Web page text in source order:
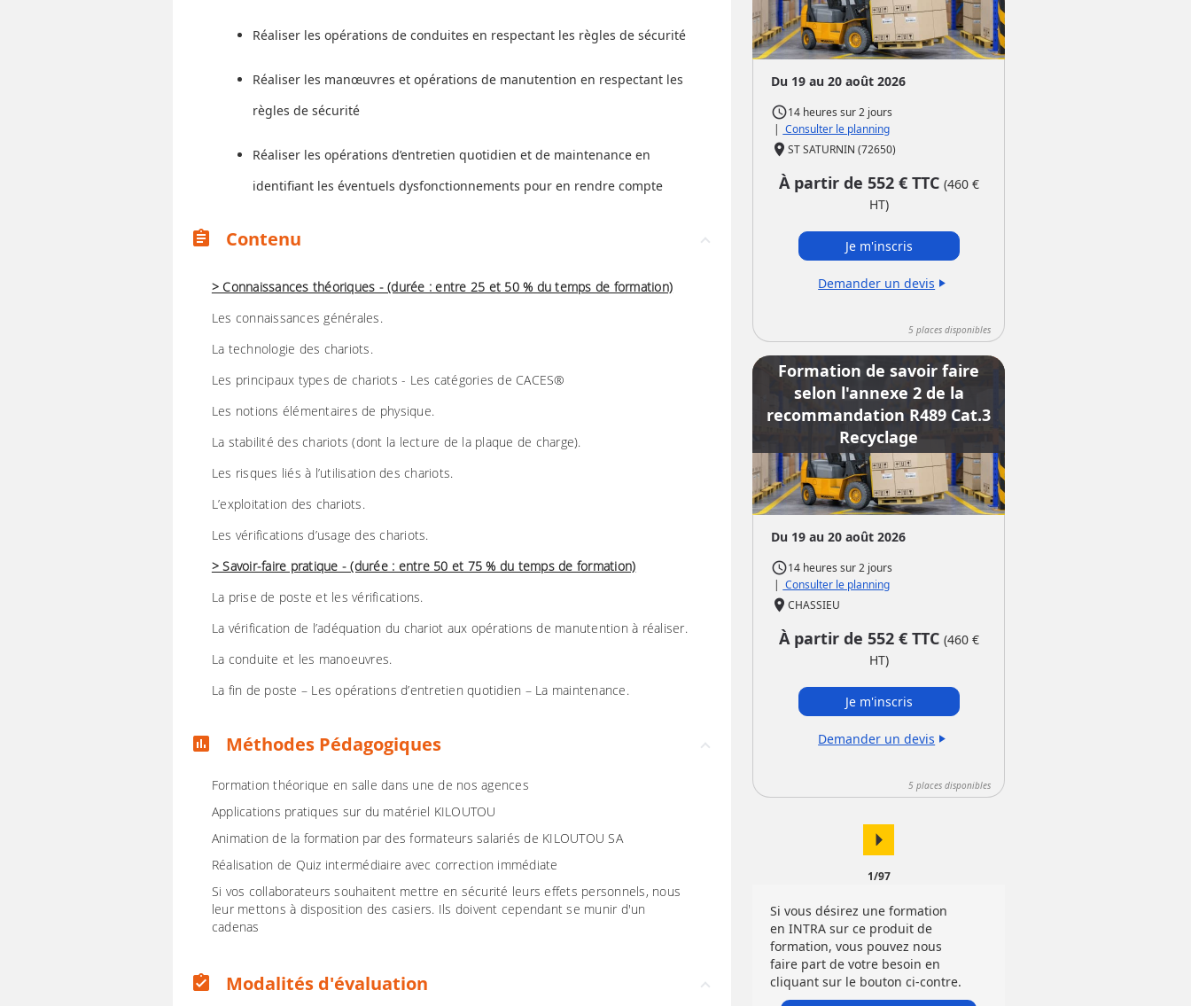
Réaliser les opérations de conduites en respectant les règles de sécurité
Réaliser les manœuvres et opérations de manutention en respectant les
règles de sécurité
Réaliser les opérations d’entretien quotidien et de maintenance en
identifiant les éventuels dysfonctionnements pour en rendre compte
assignment Contenu
> Connaissances théoriques - (durée : entre 25 et 50 % du temps de formation)
Les connaissances générales.
La technologie des chariots.
Les principaux types de chariots - Les catégories de CACES®
Les notions élémentaires de physique.
La stabilité des chariots (dont la lecture de la plaque de charge).
Les risques liés à l’utilisation des chariots.
L’exploitation des chariots.
Les vérifications d’usage des chariots.
> Savoir-faire pratique - (durée : entre 50 et 75 % du temps de formation)
La prise de poste et les vérifications.
La vérification de l’adéquation du chariot aux opérations de manutention à réaliser.
La conduite et les manoeuvres.
La fin de poste – Les opérations d’entretien quotidien – La maintenance.
assessment Méthodes Pédagogiques
Formation théorique en salle dans une de nos agences
Applications pratiques sur du matériel KILOUTOU
Animation de la formation par des formateurs salariés de KILOUTOU SA
Réalisation de Quiz intermédiaire avec correction immédiate
Si vos collaborateurs souhaitent mettre en sécurité leurs effets personnels, nous
leur mettons à disposition des casiers. Ils doivent cependant se munir d'un
cadenas
assignment_turned_in Modalités d'évaluation
Du 19 au 20 août 2026
access_time14 heuressur2 jours
| Consulter le planning
placeST SATURNIN (72650)
À partir de552€ TTC(460 €
HT)
Je m'inscris
Demander un devis play_arrow
5places disponibles
Formation de savoir faire
selon l'annexe 2 de la
recommandation R489 Cat.3
Recyclage
Du 19 au 20 août 2026
access_time14 heuressur2 jours
| Consulter le planning
placeCHASSIEU
À partir de552€ TTC(460 €
HT)
Je m'inscris
Demander un devis play_arrow
5places disponibles
arrow_right
1/97
Si vous désirez une formation
en INTRA sur ce produit de
formation, vous pouvez nous
faire part de votre besoin en
cliquant sur le bouton ci-contre.